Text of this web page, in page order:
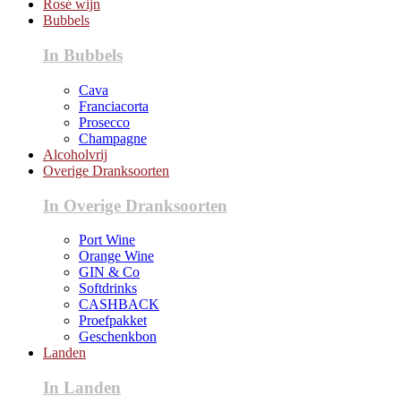
Rosé wijn
Bubbels
In Bubbels
Cava
Franciacorta
Prosecco
Champagne
Alcoholvrij
Overige Dranksoorten
In Overige Dranksoorten
Port Wine
Orange Wine
GIN & Co
Softdrinks
CASHBACK
Proefpakket
Geschenkbon
Landen
In Landen